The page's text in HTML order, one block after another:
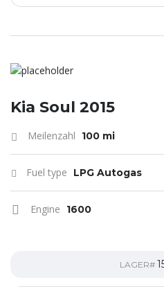
Kia Soul 2015
Meilenzahl 100 mi
Fuel type LPG Autogas
Engine 1600
LAGER#